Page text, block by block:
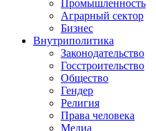
Промышленность
Аграрный сектор
Бизнес
Внутриполитика
Законодательство
Госстроительство
Общество
Гендер
Религия
Права человека
Медиа